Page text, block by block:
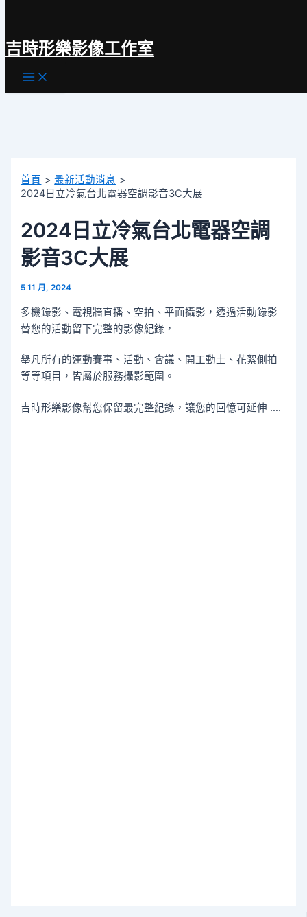
主
容
吉時形樂影像工作室
Main
Menu
首頁
最新活動消息
2024日立冷氣台北電器空調影音3C大展
2024日立冷氣台北電器空調
影音3C大展
5 11 月, 2024
多機錄影、電視牆直播、空拍、平面攝影，透過活動錄影
替您的活動留下完整的影像紀錄，
舉凡所有的運動賽事、活動、會議、開工動土、花絮側拍
等等項目，皆屬於服務攝影範圍。
吉時形樂影像幫您保留最完整紀錄，讓您的回憶可延伸 ….